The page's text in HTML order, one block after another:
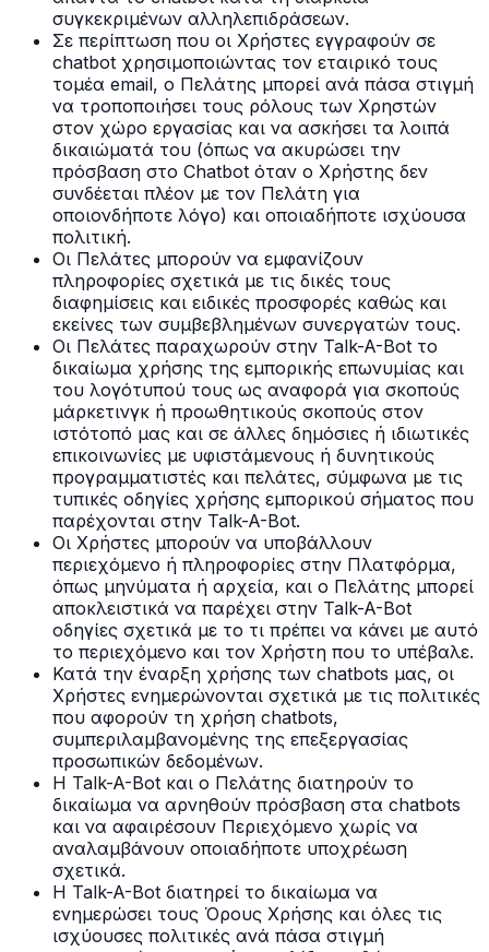
συγκεκριμένων αλληλεπιδράσεων.
Σε περίπτωση που οι Χρήστες εγγραφούν σε
chatbot χρησιμοποιώντας τον εταιρικό τους
τομέα email, ο Πελάτης μπορεί ανά πάσα στιγμή
να τροποποιήσει τους ρόλους των Χρηστών
στον χώρο εργασίας και να ασκήσει τα λοιπά
δικαιώματά του (όπως να ακυρώσει την
πρόσβαση στο Chatbot όταν ο Χρήστης δεν
συνδέεται πλέον με τον Πελάτη για
οποιονδήποτε λόγο) και οποιαδήποτε ισχύουσα
πολιτική.
Οι Πελάτες μπορούν να εμφανίζουν
πληροφορίες σχετικά με τις δικές τους
διαφημίσεις και ειδικές προσφορές καθώς και
εκείνες των συμβεβλημένων συνεργατών τους.
Οι Πελάτες παραχωρούν στην Talk-A-Bot το
δικαίωμα χρήσης της εμπορικής επωνυμίας και
του λογότυπού τους ως αναφορά για σκοπούς
μάρκετινγκ ή προωθητικούς σκοπούς στον
ιστότοπό μας και σε άλλες δημόσιες ή ιδιωτικές
επικοινωνίες με υφιστάμενους ή δυνητικούς
προγραμματιστές και πελάτες, σύμφωνα με τις
τυπικές οδηγίες χρήσης εμπορικού σήματος που
παρέχονται στην Talk-A-Bot.
Οι Χρήστες μπορούν να υποβάλλουν
περιεχόμενο ή πληροφορίες στην Πλατφόρμα,
όπως μηνύματα ή αρχεία, και ο Πελάτης μπορεί
αποκλειστικά να παρέχει στην Talk-A-Bot
οδηγίες σχετικά με το τι πρέπει να κάνει με αυτό
το περιεχόμενο και τον Χρήστη που το υπέβαλε.
Κατά την έναρξη χρήσης των chatbots μας, οι
Χρήστες ενημερώνονται σχετικά με τις πολιτικές
που αφορούν τη χρήση chatbots,
συμπεριλαμβανομένης της επεξεργασίας
προσωπικών δεδομένων.
Η Talk-A-Bot και ο Πελάτης διατηρούν το
δικαίωμα να αρνηθούν πρόσβαση στα chatbots
και να αφαιρέσουν Περιεχόμενο χωρίς να
αναλαμβάνουν οποιαδήποτε υποχρέωση
σχετικά.
Η Talk-A-Bot διατηρεί το δικαίωμα να
ενημερώσει τους Όρους Χρήσης και όλες τις
ισχύουσες πολιτικές ανά πάσα στιγμή